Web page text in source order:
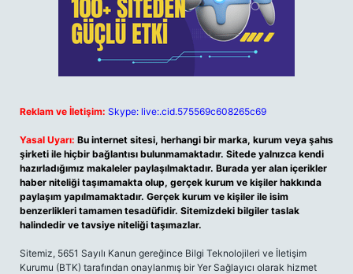
Reklam ve İletişim: Skype: live:.cid.575569c608265c69
Yasal Uyarı: Bu internet sitesi, herhangi bir marka, kurum veya şahıs
şirketi ile hiçbir bağlantısı bulunmamaktadır. Sitede yalnızca kendi
hazırladığımız makaleler paylaşılmaktadır. Burada yer alan içerikler
haber niteliği taşımamakta olup, gerçek kurum ve kişiler hakkında
paylaşım yapılmamaktadır. Gerçek kurum ve kişiler ile isim
benzerlikleri tamamen tesadüfidir. Sitemizdeki bilgiler taslak
halindedir ve tavsiye niteliği taşımazlar.
Sitemiz, 5651 Sayılı Kanun gereğince Bilgi Teknolojileri ve İletişim
Kurumu (BTK) tarafından onaylanmış bir Yer Sağlayıcı olarak hizmet